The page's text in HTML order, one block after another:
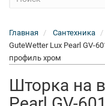
Главная Сантехника
GuteWetter Lux Pearl GV-
профиль хром
Шторка на